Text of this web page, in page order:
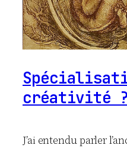
créativité ?
J’ai entendu parler